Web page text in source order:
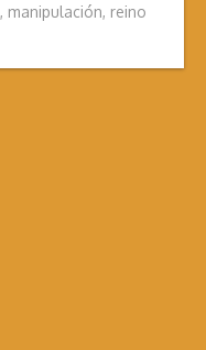
, manipulación, reino